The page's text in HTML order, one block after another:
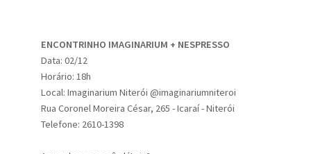
ENCONTRINHO IMAGINARIUM + NESPRESSO
Data: 02/12
Horário: 18h
Local: Imaginarium Niterói @imaginariumniteroi
Rua Coronel Moreira César, 265 - Icaraí - Niterói
Telefone: 2610-1398